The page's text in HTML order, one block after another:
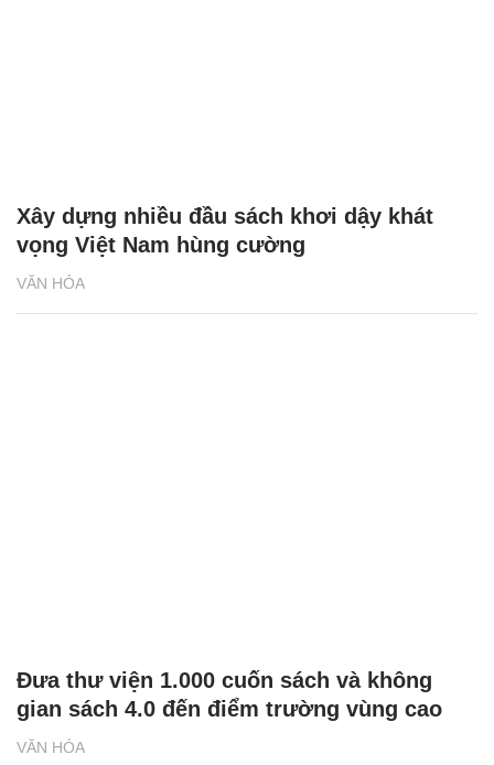
VĂN HÓA
Xây dựng nhiều đầu sách khơi dậy khát
vọng Việt Nam hùng cường
VĂN HÓA
Đưa thư viện 1.000 cuốn sách và không
gian sách 4.0 đến điểm trường vùng cao